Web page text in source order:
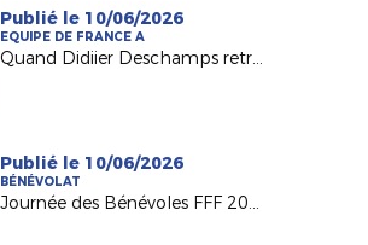
Publié le 10/06/2026
EQUIPE DE FRANCE A
Quand Didiier Deschamps retrouve ses racines nantaises...
Publié le 10/06/2026
BÉNÉVOLAT
Journée des Bénévoles FFF 2026